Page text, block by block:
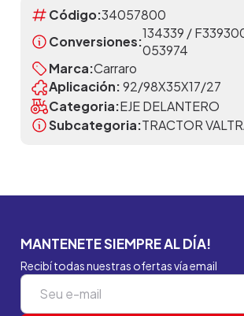
Código:34057800
Conversiones:
134339 /
053974
Marca:Carraro
Aplicación: 92/98X35X17/27
Categoria:EJE DELANTERO
Subcategoria:TRACTOR
MANTENETE SIEMPRE AL DÍA!
Recibí todas nuestras ofertas vía email